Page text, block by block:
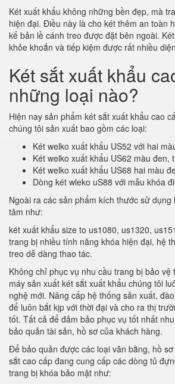
Két xuất khẩu không những bền đẹp, mà
hiện đại. Điều này là cho két thêm an toàn
kế bản lề cánh treo được đặt bên ngoài.
khỏe khoắn và tiếp kiệm được rất nhiều
Két sắt xuất khẩu
những loại nào?
Hiện nay sản phẩm két sắt xuất khẩu cao
chúng tôi sản xuất bao gồm các loại:
Két welko xuất khẩu US52 với hai
Két welko xuất khẩu US62 màu đen,
Két welko xuất khẩu US68 hai màu
Dòng két wleko uS88 với mẫu khóa
Ngoài ra các sản phẩm kích thước sử dụng
tâm như:
két xuất khẩu size to us1080, us1320,
trang bị nhiều tính năng khóa hiện đại, hệ
treo dễ dàng thao tác.
Không chỉ phục vụ nhu cầu trang bị bảo vệ
máy sản xuất két sắt xuất khẩu chúng tôi
nghệ mới. Nâng cấp hệ thống sản xuất,
để luôn bắt kịp với thời đại và cho ra thị
tốt. Tất cả để đảm bảo phục vụ tốt nhất
bảo quản tài sản, hồ sơ của khách hàng.
Để bảo quản được các loại văn bằng, hồ
sắt cao cấp đang cung cấp các dòng tủ
trang bị khóa bảo mật như: